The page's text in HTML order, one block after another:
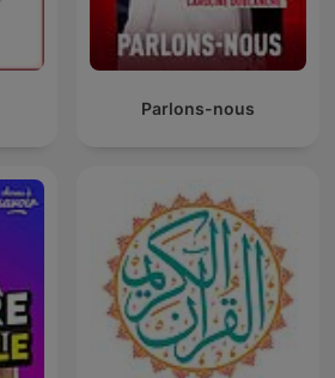
Parlons-nous